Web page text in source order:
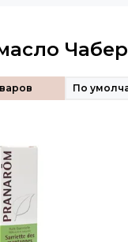
Чабер